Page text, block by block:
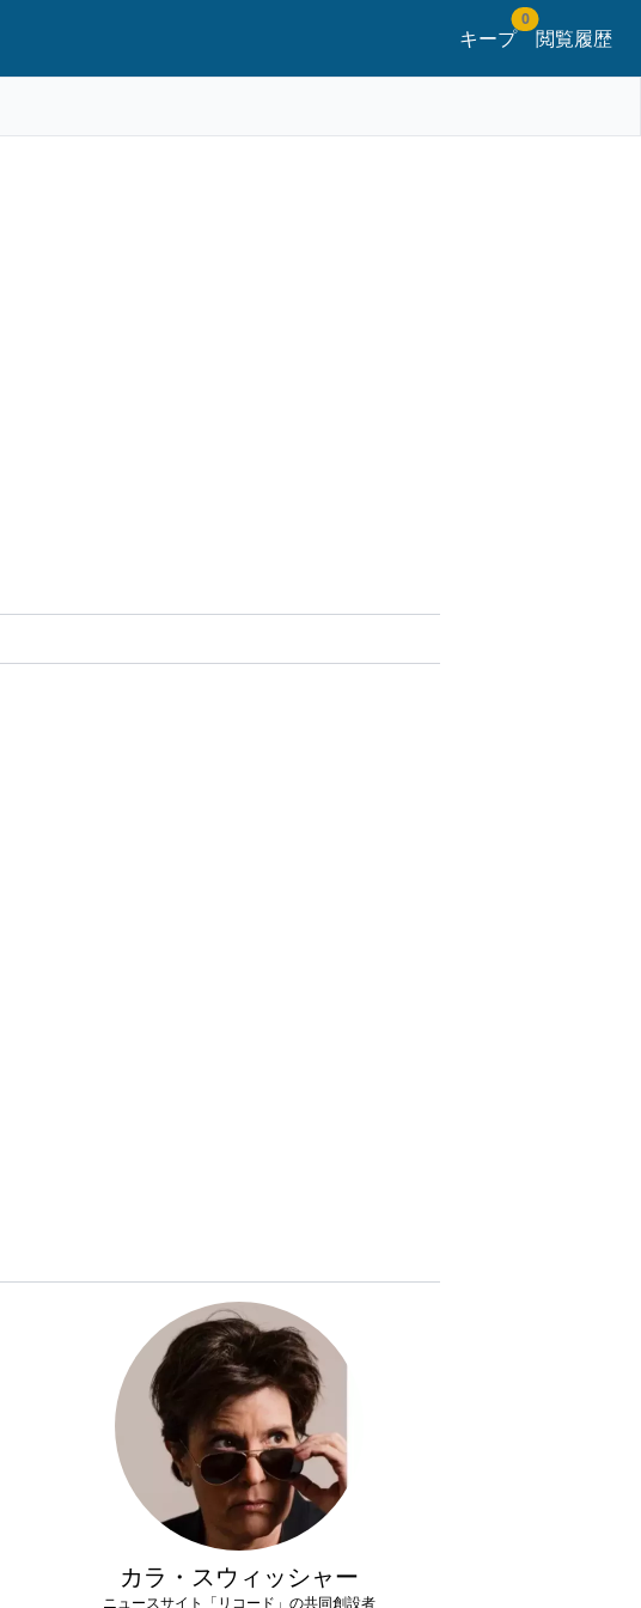
キープ
0
閲覧履歴
カラ・スウィッシャー
ニュースサイト「リコード」の共同創設者